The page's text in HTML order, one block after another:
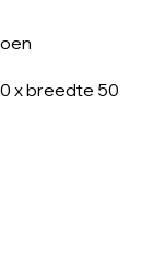
x breedte 50